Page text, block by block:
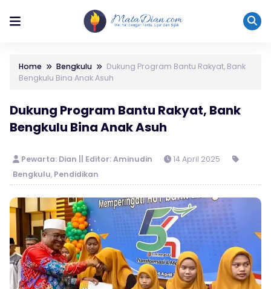
Home Bengkulu
Dukung Program Bantu Rakyat, Bank
Bengkulu Bina Anak Asuh
Dukung Program Bantu Rakyat, Bank
Bengkulu Bina Anak Asuh
Pewarta: Dian || Editor: Aminudin
14 April 2025
Bengkulu, Pendidikan